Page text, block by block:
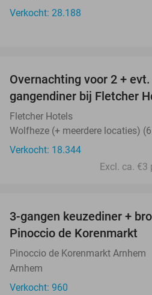
Verkocht: 28.188
Overnachting voor 2 +
gangendiner bij Fletcher
Fletcher Hotels
Wolfheze (+ meerdere locaties)
Verkocht: 18.344
Excl. ca. €3
3-gangen keuzediner +
Pinoccio de Korenmarkt
Pinoccio de Korenmarkt Arnhem
Arnhem
Verkocht: 960